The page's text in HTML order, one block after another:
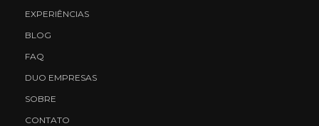
EXPERIÊNCIAS
BLOG
FAQ
DUO EMPRESAS
SOBRE
CONTATO